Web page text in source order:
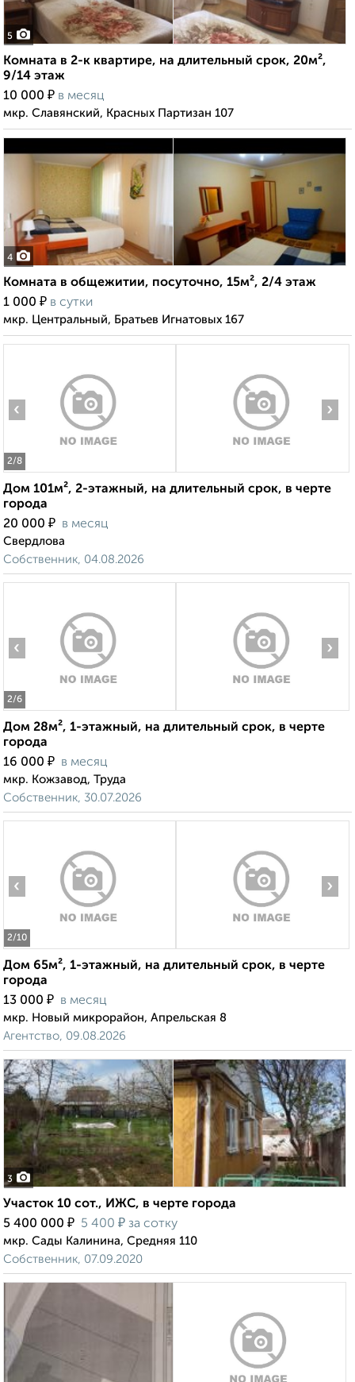
5
Комната в 2-к квартире, на длительный срок, 20м²,
9/14 этаж
10 000 ₽ в месяц
мкр. Славянский, Красных Партизан 107
4
Комната в общежитии, посуточно, 15м², 2/4 этаж
1 000 ₽ в сутки
мкр. Центральный, Братьев Игнатовых 167
2/8
‹ ›
Дом 101м², 2-этажный, на длительный срок, в черте
города
20 000 ₽ в месяц
Свердлова
Собственник, 04.08.2026
2/6
‹ ›
Дом 28м², 1-этажный, на длительный срок, в черте
города
16 000 ₽ в месяц
мкр. Кожзавод, Труда
Собственник, 30.07.2026
2/10
‹ ›
Дом 65м², 1-этажный, на длительный срок, в черте
города
13 000 ₽ в месяц
мкр. Новый микрорайон, Апрельская 8
Агентство, 09.08.2026
3
Участок 10 сот., ИЖС, в черте города
5 400 000 ₽ 5 400 ₽ за сотку
мкр. Сады Калинина, Средняя 110
Собственник, 07.09.2020